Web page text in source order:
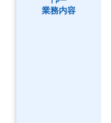
業務内容